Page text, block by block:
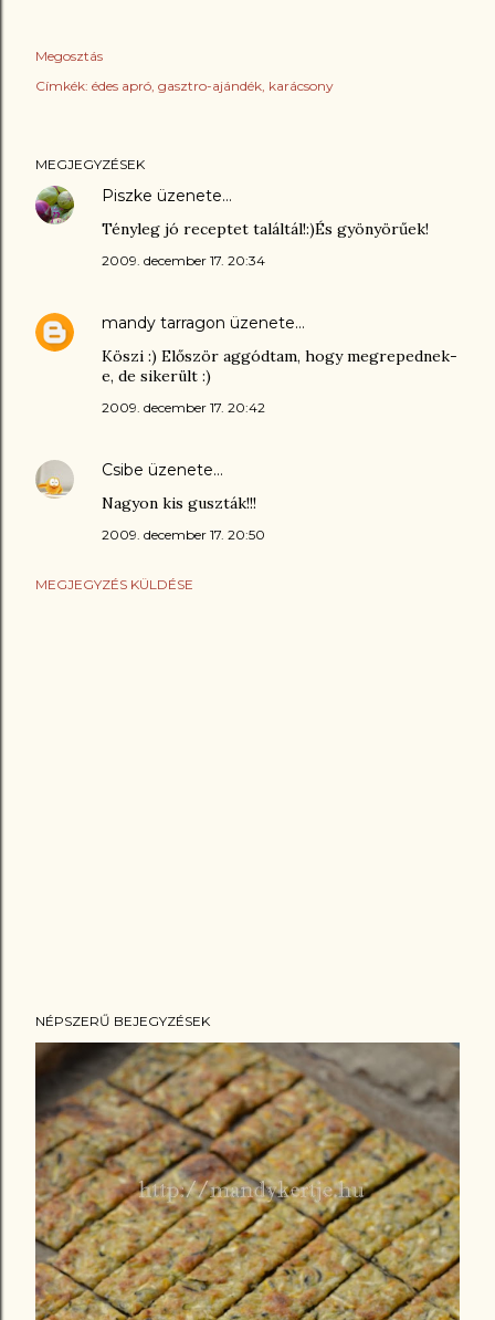
Megosztás
Címkék: édes apró gasztro-ajándék karácsony
MEGJEGYZÉSEK
Piszke üzenete…
Tényleg jó receptet találtál!:)És gyönyörűek!
2009. december 17. 20:34
mandy tarragon üzenete…
Köszi :) Először aggódtam, hogy megrepednek-
e, de sikerült :)
2009. december 17. 20:42
Csibe üzenete…
Nagyon kis guszták!!!
2009. december 17. 20:50
MEGJEGYZÉS KÜLDÉSE
NÉPSZERŰ BEJEGYZÉSEK